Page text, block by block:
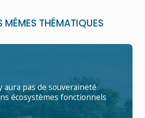
MÊMES THÉMATIQUES
aura pas de souveraineté
écosystèmes fonctionnels